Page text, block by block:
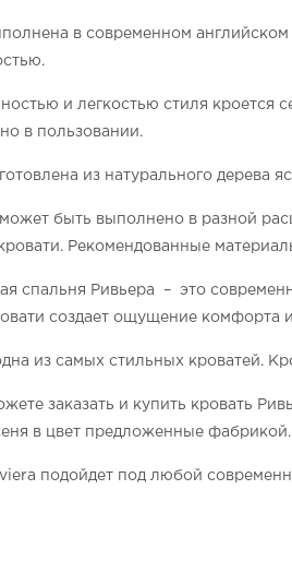
в современном
и легкостью стиля кроется
в пользовании.
из натурального дерева
быть выполнено в разной
Рекомендованные
спальня Ривьера – это
создает ощущение комфорта
из самых стильных кроватей.
заказать и купить кровать
в цвет предложенные фабрикой.
подойдет под любой